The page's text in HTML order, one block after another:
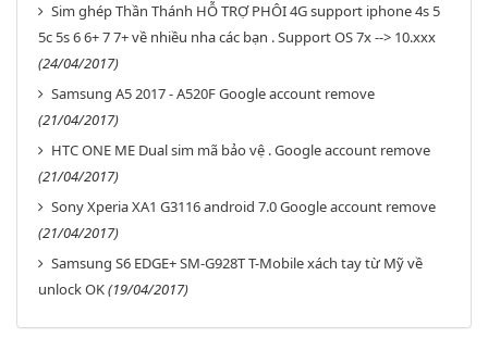
Sim ghép Thần Thánh HỖ TRỢ PHÔI 4G support iphone 4s 5
5c 5s 6 6+ 7 7+ về nhiều nha các bạn . Support OS 7x --> 10.xxx
(24/04/2017)
Samsung A5 2017 - A520F Google account remove
(21/04/2017)
HTC ONE ME Dual sim mã bảo vệ . Google account remove
(21/04/2017)
Sony Xperia XA1 G3116 android 7.0 Google account remove
(21/04/2017)
Samsung S6 EDGE+ SM-G928T T-Mobile xách tay từ Mỹ về
unlock OK(19/04/2017)